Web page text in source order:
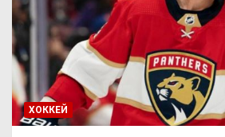
ХОККЕЙ